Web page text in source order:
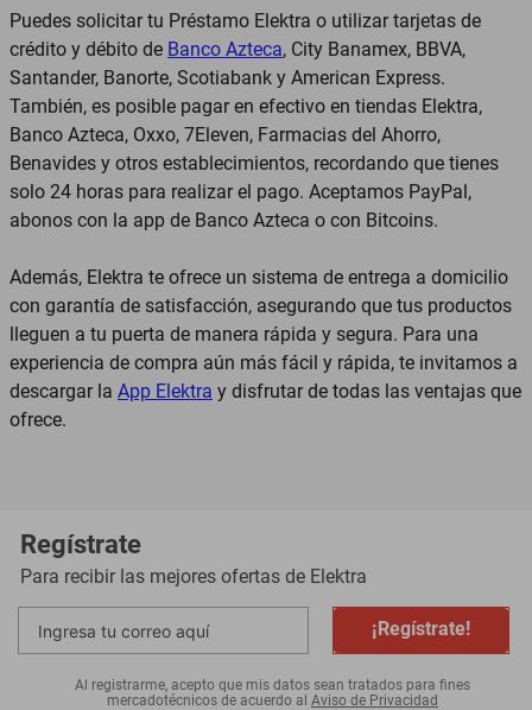
Puedes solicitar tu Préstamo Elektra o utilizar tarjetas de
crédito y débito de Banco Azteca, City Banamex, BBVA,
Santander, Banorte, Scotiabank y American Express.
También, es posible pagar en efectivo en tiendas Elektra,
Banco Azteca, Oxxo, 7Eleven, Farmacias del Ahorro,
Benavides y otros establecimientos, recordando que tienes
solo 24 horas para realizar el pago. Aceptamos PayPal,
abonos con la app de Banco Azteca o con Bitcoins.
Además, Elektra te ofrece un sistema de entrega a domicilio
con garantía de satisfacción, asegurando que tus productos
lleguen a tu puerta de manera rápida y segura. Para una
experiencia de compra aún más fácil y rápida, te invitamos a
descargar la App Elektra y disfrutar de todas las ventajas que
ofrece.
Regístrate
Para recibir las mejores ofertas de Elektra
¡Regístrate!
Al registrarme, acepto que mis datos sean tratados para fines
mercadotécnicos de acuerdo al Aviso de Privacidad